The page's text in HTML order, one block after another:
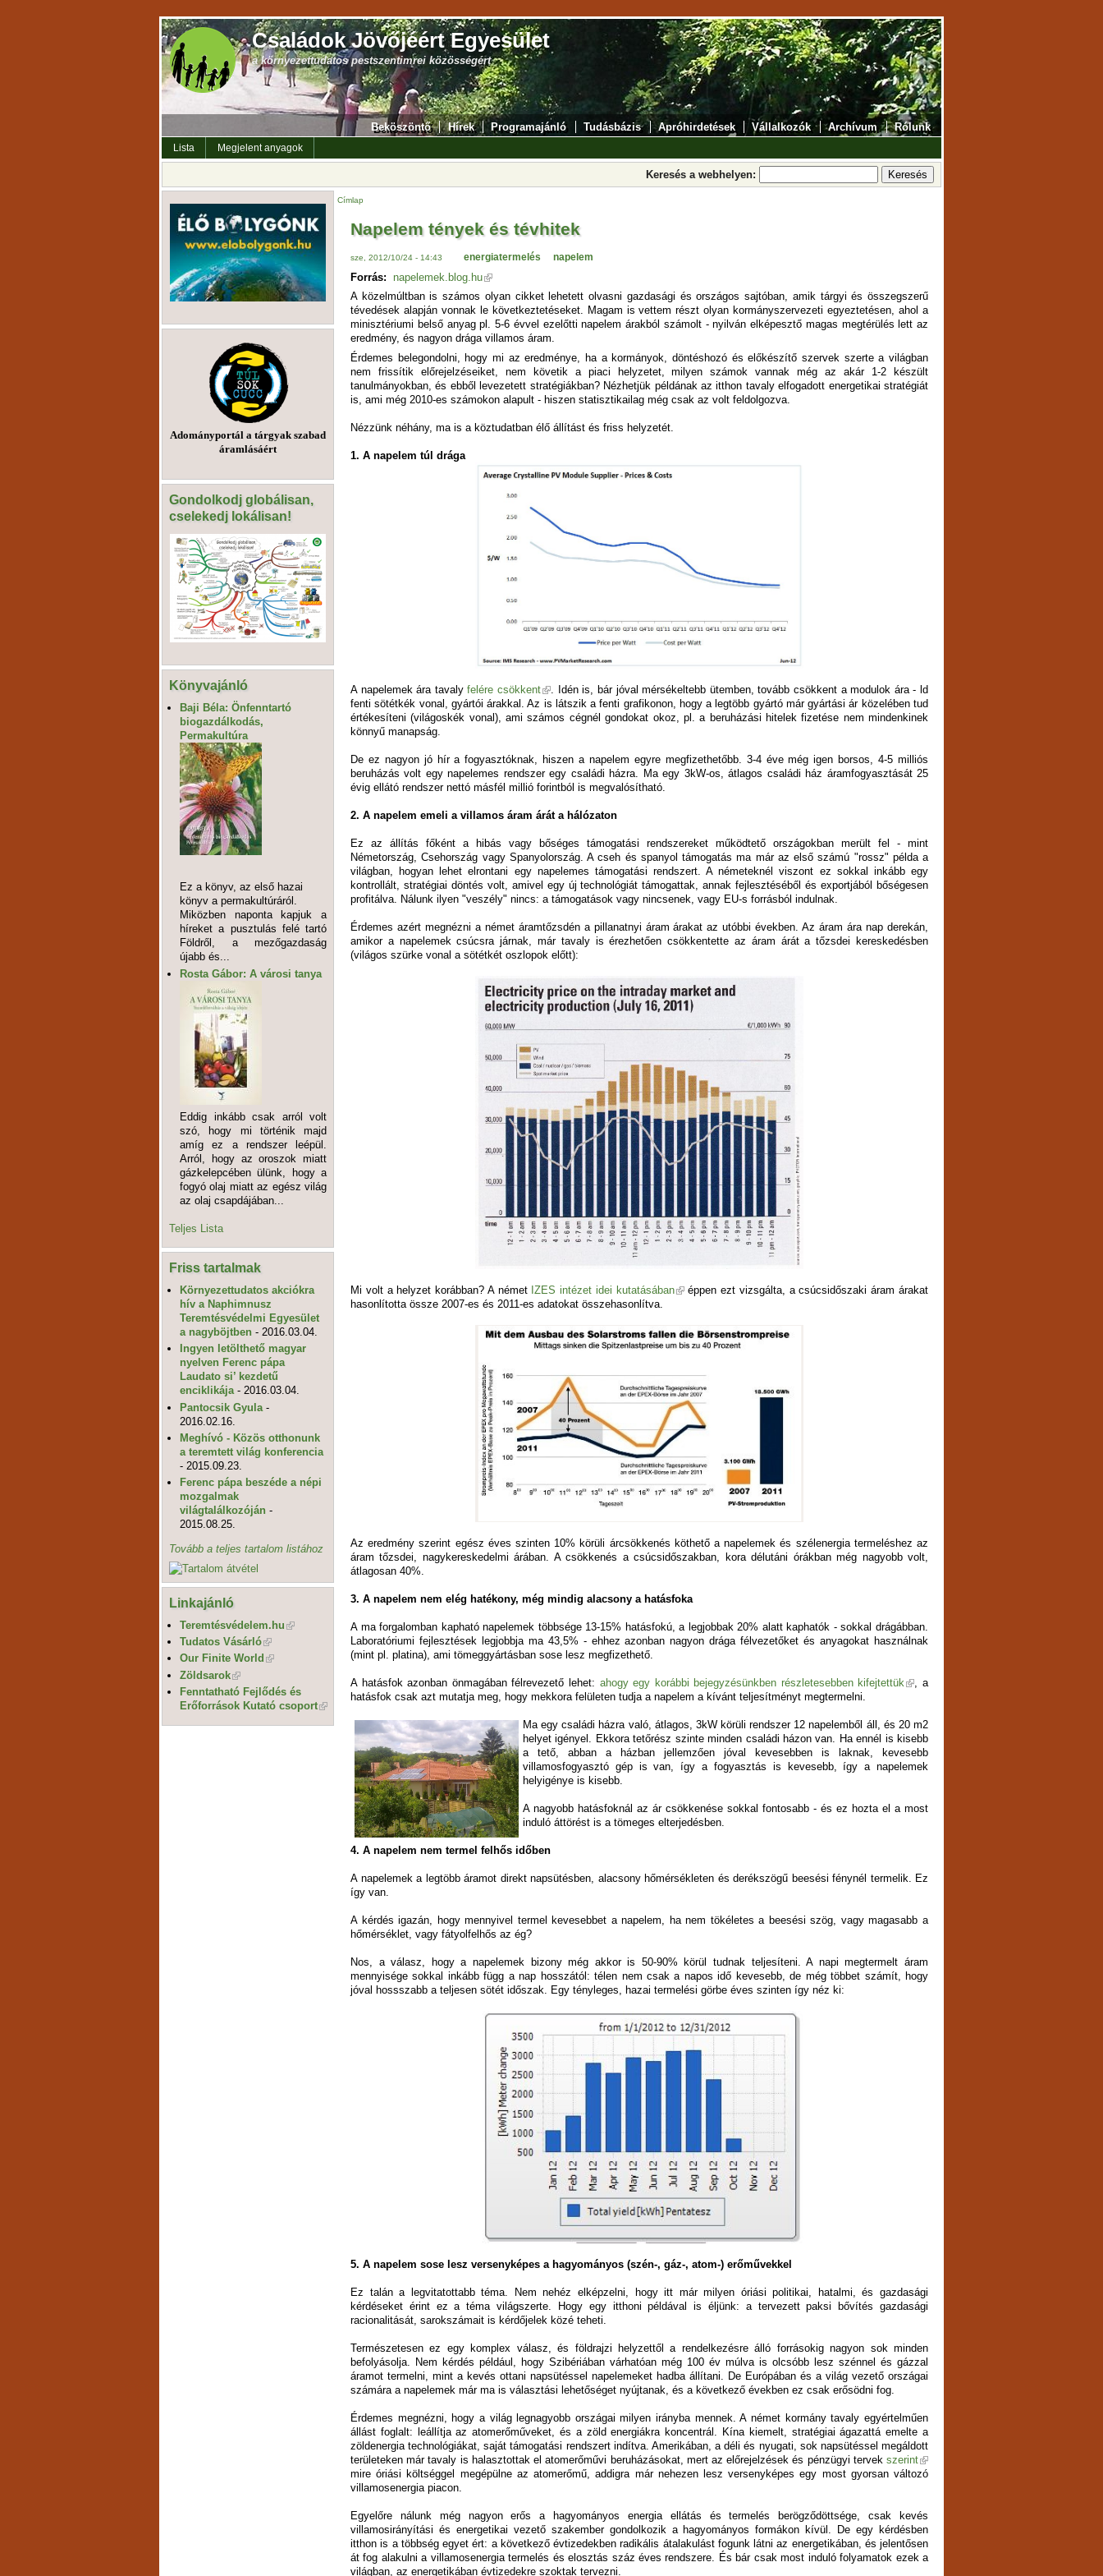
Családok Jövőjéért Egyesület
a környezettudatos pestszentimrei közösségért
Beköszöntő Hírek Programajánló Tudásbázis Apróhirdetések Vállalkozók Archívum Rólunk
Lista Megjelent anyagok
Keresés a webhelyen:
Adományportál a tárgyak szabad
áramlásáért
Gondolkodj globálisan,
cselekedj lokálisan!
Könyvajánló
Baji Béla: Önfenntartó
biogazdálkodás,
Permakultúra
Ez a könyv, az első hazai
könyv a permakultúráról.
Miközben naponta kapjuk a
híreket a pusztulás felé tartó
Földről, a mezőgazdaság
újabb és...
Rosta Gábor: A városi tanya
Eddig inkább csak arról volt
szó, hogy mi történik majd
amíg ez a rendszer leépül.
Arról, hogy az oroszok miatt
gázkelepcében ülünk, hogy a
fogyó olaj miatt az egész világ
az olaj csapdájában...
Teljes Lista
Friss tartalmak
Környezettudatos akciókra
hív a Naphimnusz
Teremtésvédelmi Egyesület
a nagyböjtben - 2016.03.04.
Ingyen letölthető magyar
nyelven Ferenc pápa
Laudato si’ kezdetű
enciklikája - 2016.03.04.
Pantocsik Gyula -
2016.02.16.
Meghívó - Közös otthonunk
a teremtett világ konferencia
- 2015.09.23.
Ferenc pápa beszéde a népi
mozgalmak
világtalálkozóján -
2015.08.25.
Tovább a teljes tartalom listához
Linkajánló
Teremtésvédelem.hu
Tudatos Vásárló
Our Finite World
Zöldsarok
Fenntatható Fejlődés és
Erőforrások Kutató csoport
Címlap
Napelem tények és tévhitek
sze, 2012/10/24 - 14:43 energiatermelés napelem
Forrás:
napelemek.blog.hu
A közelmúltban is számos olyan cikket lehetett olvasni gazdasági és országos sajtóban, amik tárgyi és összegszerű
tévedések alapján vonnak le következtetéseket. Magam is vettem részt olyan kormányszervezeti egyeztetésen, ahol a
minisztériumi belső anyag pl. 5-6 évvel ezelőtti napelem árakból számolt - nyilván elképesztő magas megtérülés lett az
eredmény, és nagyon drága villamos áram.
Érdemes belegondolni, hogy mi az eredménye, ha a kormányok, döntéshozó és előkészítő szervek szerte a világban
nem frissítik előrejelzéseiket, nem követik a piaci helyzetet, milyen számok vannak még az akár 1-2 készült
tanulmányokban, és ebből levezetett stratégiákban? Nézhetjük példának az itthon tavaly elfogadott energetikai stratégiát
is, ami még 2010-es számokon alapult - hiszen statisztikailag még csak az volt feldolgozva.
Nézzünk néhány, ma is a köztudatban élő állítást és friss helyzetét.
1. A napelem túl drága
A napelemek ára tavalyfelére csökkent
. Idén is, bár jóval mérsékeltebb ütemben, tovább csökkent a modulok ára - ld
fenti sötétkék vonal, gyártói árakkal. Az is látszik a fenti grafikonon, hogy a legtöbb gyártó már gyártási ár közelében tud
értékesíteni (világoskék vonal), ami számos cégnél gondokat okoz, pl. a beruházási hitelek fizetése nem mindenkinek
könnyű manapság.
De ez nagyon jó hír a fogyasztóknak, hiszen a napelem egyre megfizethetőbb. 3-4 éve még igen borsos, 4-5 milliós
beruházás volt egy napelemes rendszer egy családi házra. Ma egy 3kW-os, átlagos családi ház áramfogyasztását 25
évig ellátó rendszer nettó másfél millió forintból is megvalósítható.
2. A napelem emeli a villamos áram árát a hálózaton
Ez az állítás főként a hibás vagy bőséges támogatási rendszereket működtető országokban merült fel - mint
Németország, Csehország vagy Spanyolország. A cseh és spanyol támogatás ma már az első számú "rossz" példa a
világban, hogyan lehet elrontani egy napelemes támogatási rendszert. A németeknél viszont ez sokkal inkább egy
kontrollált, stratégiai döntés volt, amivel egy új technológiát támogattak, annak fejlesztéséből és exportjából bőségesen
profitálva. Nálunk ilyen "veszély" nincs: a támogatások vagy nincsenek, vagy EU-s forrásból indulnak.
Érdemes azért megnézni a német áramtőzsdén a pillanatnyi áram árakat az utóbbi években. Az áram ára nap derekán,
amikor a napelemek csúcsra járnak, már tavaly is érezhetően csökkentette az áram árát a tőzsdei kereskedésben
(világos szürke vonal a sötétkét oszlopok előtt):
Mi volt a helyzet korábban? A német IZES intézet idei kutatásában
éppen ezt vizsgálta, a csúcsidőszaki áram árakat
hasonlította össze 2007-es és 2011-es adatokat összehasonlítva.
Az eredmény szerint egész éves szinten 10% körüli árcsökkenés köthető a napelemek és szélenergia termeléshez az
áram tőzsdei, nagykereskedelmi árában. A csökkenés a csúcsidőszakban, kora délutáni órákban még nagyobb volt,
átlagosan 40%.
3. A napelem nem elég hatékony, még mindig alacsony a hatásfoka
A ma forgalomban kapható napelemek többsége 13-15% hatásfokú, a legjobbak 20% alatt kaphatók - sokkal drágábban.
Laboratóriumi fejlesztések legjobbja ma 43,5% - ehhez azonban nagyon drága félvezetőket és anyagokat használnak
(mint pl. platina), ami tömeggyártásban sose lesz megfizethető.
A hatásfok azonban önmagában félrevezető lehet: ahogy egy korábbi bejegyzésünkben részletesebben kifejtettük
, a
hatásfok csak azt mutatja meg, hogy mekkora felületen tudja a napelem a kívánt teljesítményt megtermelni.
Ma egy családi házra való, átlagos, 3kW körüli rendszer 12 napelemből áll, és 20 m2
helyet igényel. Ekkora tetőrész szinte minden családi házon van. Ha ennél is kisebb
a tető, abban a házban jellemzően jóval kevesebben is laknak, kevesebb
villamosfogyasztó gép is van, így a fogyasztás is kevesebb, így a napelemek
helyigénye is kisebb.
A nagyobb hatásfoknál az ár csökkenése sokkal fontosabb - és ez hozta el a most
induló áttörést is a tömeges elterjedésben.
4. A napelem nem termel felhős időben
A napelemek a legtöbb áramot direkt napsütésben, alacsony hőmérsékleten és derékszögű beesési fénynél termelik. Ez
így van.
A kérdés igazán, hogy mennyivel termel kevesebbet a napelem, ha nem tökéletes a beesési szög, vagy magasabb a
hőmérséklet, vagy fátyolfelhős az ég?
Nos, a válasz, hogy a napelemek bizony még akkor is 50-90% körül tudnak teljesíteni. A napi megtermelt áram
mennyisége sokkal inkább függ a nap hosszától: télen nem csak a napos idő kevesebb, de még többet számít, hogy
jóval hossszabb a teljesen sötét időszak. Egy tényleges, hazai termelési görbe éves szinten így néz ki:
5. A napelem sose lesz versenyképes a hagyományos (szén-, gáz-, atom-) erőművekkel
Ez talán a legvitatottabb téma. Nem nehéz elképzelni, hogy itt már milyen óriási politikai, hatalmi, és gazdasági
kérdéseket érint ez a téma világszerte. Hogy egy itthoni példával is éljünk: a tervezett paksi bővítés gazdasági
racionalitását, sarokszámait is kérdőjelek közé teheti.
Természetesen ez egy komplex válasz, és földrajzi helyzettől a rendelkezésre álló forrásokig nagyon sok minden
befolyásolja. Nem kérdés például, hogy Szibériában várhatóan még 100 év múlva is olcsóbb lesz szénnel és gázzal
áramot termelni, mint a kevés ottani napsütéssel napelemeket hadba állítani. De Európában és a világ vezető országai
számára a napelemek már ma is választási lehetőséget nyújtanak, és a következő években ez csak erősödni fog.
Érdemes megnézni, hogy a világ legnagyobb országai milyen irányba mennek. A német kormány tavaly egyértelműen
állást foglalt: leállítja az atomerőműveket, és a zöld energiákra koncentrál. Kína kiemelt, stratégiai ágazattá emelte a
zöldenergia technológiákat, saját támogatási rendszert indítva. Amerikában, a déli és nyugati, sok napsütéssel megáldott
területeken már tavaly is halasztottak el atomerőművi beruházásokat, mert az előrejelzések és pénzügyi tervek szerint
mire óriási költséggel megépülne az atomerőmű, addigra már nehezen lesz versenyképes egy most gyorsan változó
villamosenergia piacon.
Egyelőre nálunk még nagyon erős a hagyományos energia ellátás és termelés berögződöttsége, csak kevés
villamosirányítási és energetikai vezető szakember gondolkozik a hagyományos formákon kívül. De egy kérdésben
itthon is a többség egyet ért: a következő évtizedekben radikális átalakulást fogunk látni az energetikában, és jelentősen
át fog alakulni a villamosenergia termelés és elosztás száz éves rendszere. És bár csak most induló folyamatok ezek a
világban, az energetikában évtizedekre szoktak tervezni.